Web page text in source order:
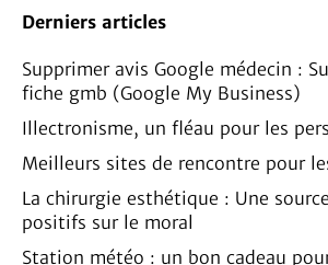
Derniers articles
Supprimer avis Google médecin :
fiche gmb (Google My Business)
Illectronisme, un fléau pour les
Meilleurs sites de rencontre pour
La chirurgie esthétique : Une
positifs sur le moral
Station météo : un bon cadeau